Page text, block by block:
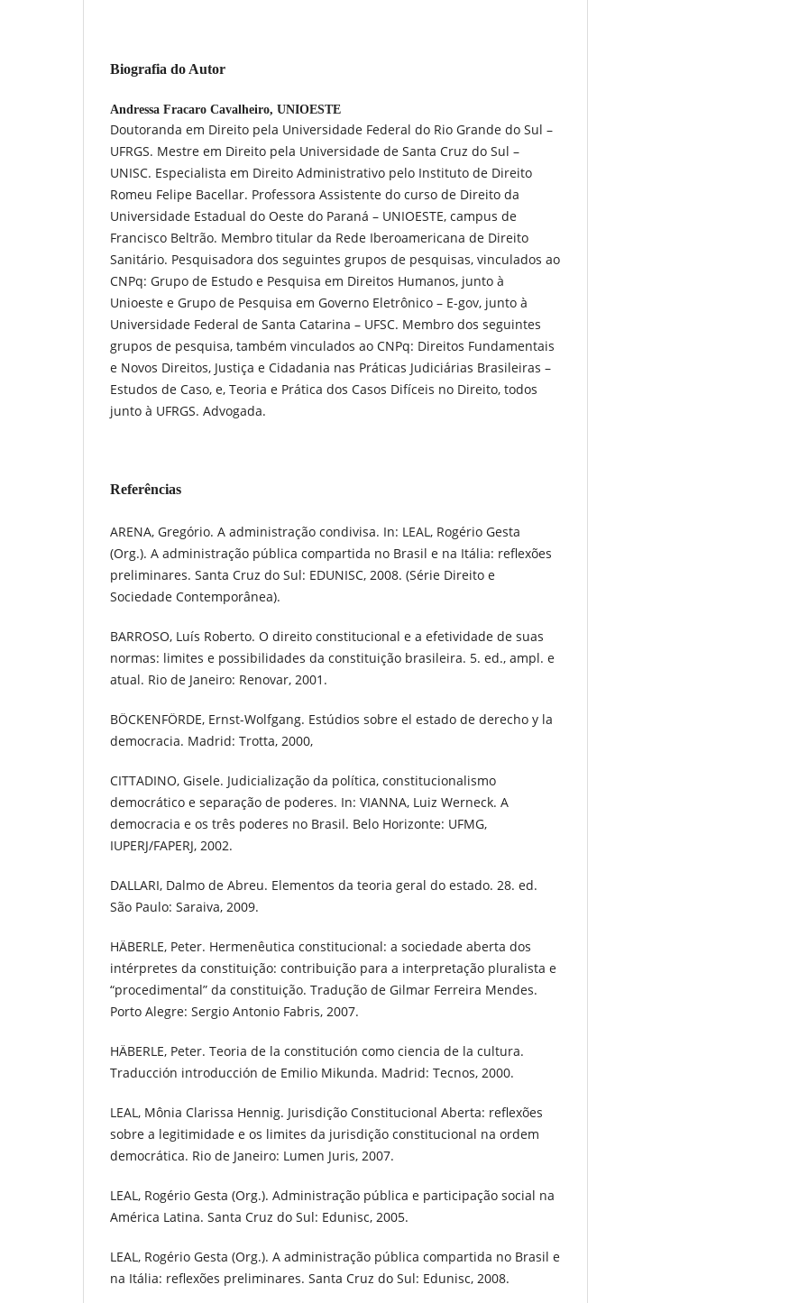
Biografia do Autor
Andressa Fracaro Cavalheiro, UNIOESTE
Doutoranda em Direito pela Universidade Federal do Rio Grande do Sul –
UFRGS. Mestre em Direito pela Universidade de Santa Cruz do Sul –
UNISC. Especialista em Direito Administrativo pelo Instituto de Direito
Romeu Felipe Bacellar. Professora Assistente do curso de Direito da
Universidade Estadual do Oeste do Paraná – UNIOESTE, campus de
Francisco Beltrão. Membro titular da Rede Iberoamericana de Direito
Sanitário. Pesquisadora dos seguintes grupos de pesquisas, vinculados ao
CNPq: Grupo de Estudo e Pesquisa em Direitos Humanos, junto à
Unioeste e Grupo de Pesquisa em Governo Eletrônico – E-gov, junto à
Universidade Federal de Santa Catarina – UFSC. Membro dos seguintes
grupos de pesquisa, também vinculados ao CNPq: Direitos Fundamentais
e Novos Direitos, Justiça e Cidadania nas Práticas Judiciárias Brasileiras –
Estudos de Caso, e, Teoria e Prática dos Casos Difíceis no Direito, todos
junto à UFRGS. Advogada.
Referências
ARENA, Gregório. A administração condivisa. In: LEAL, Rogério Gesta
(Org.). A administração pública compartida no Brasil e na Itália: reflexões
preliminares. Santa Cruz do Sul: EDUNISC, 2008. (Série Direito e
Sociedade Contemporânea).
BARROSO, Luís Roberto. O direito constitucional e a efetividade de suas
normas: limites e possibilidades da constituição brasileira. 5. ed., ampl. e
atual. Rio de Janeiro: Renovar, 2001.
BÖCKENFÖRDE, Ernst-Wolfgang. Estúdios sobre el estado de derecho y la
democracia. Madrid: Trotta, 2000,
CITTADINO, Gisele. Judicialização da política, constitucionalismo
democrático e separação de poderes. In: VIANNA, Luiz Werneck. A
democracia e os três poderes no Brasil. Belo Horizonte: UFMG,
IUPERJ/FAPERJ, 2002.
DALLARI, Dalmo de Abreu. Elementos da teoria geral do estado. 28. ed.
São Paulo: Saraiva, 2009.
HÄBERLE, Peter. Hermenêutica constitucional: a sociedade aberta dos
intérpretes da constituição: contribuição para a interpretação pluralista e
“procedimental” da constituição. Tradução de Gilmar Ferreira Mendes.
Porto Alegre: Sergio Antonio Fabris, 2007.
HÄBERLE, Peter. Teoria de la constitución como ciencia de la cultura.
Traducción introducción de Emilio Mikunda. Madrid: Tecnos, 2000.
LEAL, Mônia Clarissa Hennig. Jurisdição Constitucional Aberta: reflexões
sobre a legitimidade e os limites da jurisdição constitucional na ordem
democrática. Rio de Janeiro: Lumen Juris, 2007.
LEAL, Rogério Gesta (Org.). Administração pública e participação social na
América Latina. Santa Cruz do Sul: Edunisc, 2005.
LEAL, Rogério Gesta (Org.). A administração pública compartida no Brasil e
na Itália: reflexões preliminares. Santa Cruz do Sul: Edunisc, 2008.